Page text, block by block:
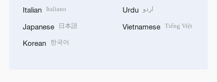
Italian Italiano
Japanese 日本語
Korean 한국어
Urdu اردو
Vietnamese Tiếng Việt